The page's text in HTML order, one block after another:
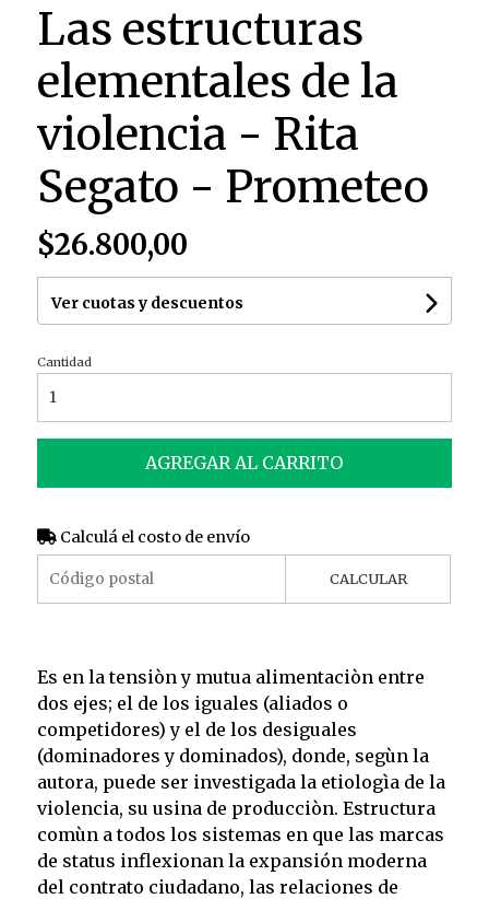
Las estructuras
elementales de la
violencia - Rita
Segato - Prometeo
$26.800,00
Ver cuotas y descuentos
Cantidad
AGREGAR AL CARRITO
Calculá el costo de envío
CALCULAR
Es en la tensiòn y mutua alimentaciòn entre
dos ejes; el de los iguales (aliados o
competidores) y el de los desiguales
(dominadores y dominados), donde, segùn la
autora, puede ser investigada la etiologìa de la
violencia, su usina de producciòn. Estructura
comùn a todos los sistemas en que las marcas
de status inflexionan la expansión moderna
del contrato ciudadano, las relaciones de